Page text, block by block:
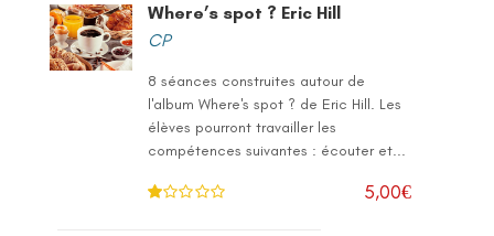
Where’s spot ? Eric Hill
CP
8 séances construites autour de
l'album Where's spot ? de Eric Hill. Les
élèves pourront travailler les
compétences suivantes : écouter et...
5,00€